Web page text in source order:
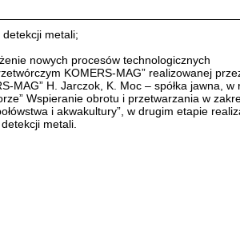
metali;
nowych procesów technologicznych
KOMERS-MAG” realizowanej
MAG” H. Jarczok, K. Moc – spółka jawna,
Wspieranie obrotu i przetwarzania w
i akwakultury”, w drugim etapie
metali.